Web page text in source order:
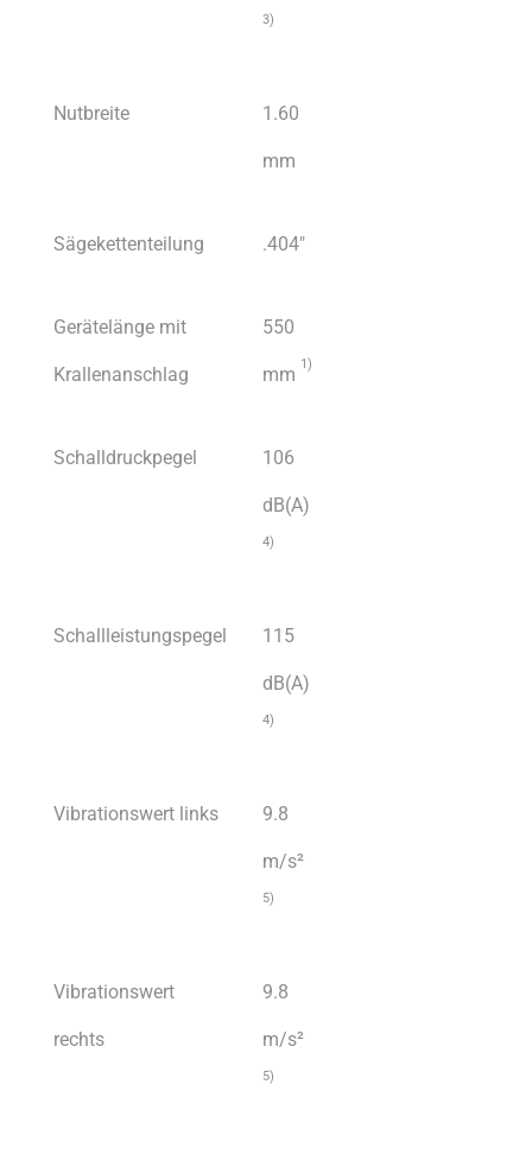
3)
Nutbreite 1.60
mm
Sägekettenteilung .404″
Gerätelänge mit
Krallenanschlag
550
mm 1)
Schalldruckpegel 106
dB(A)
4)
Schallleistungspegel 115
dB(A)
4)
Vibrationswert links 9.8
m/s²
5)
Vibrationswert
rechts
9.8
m/s²
5)